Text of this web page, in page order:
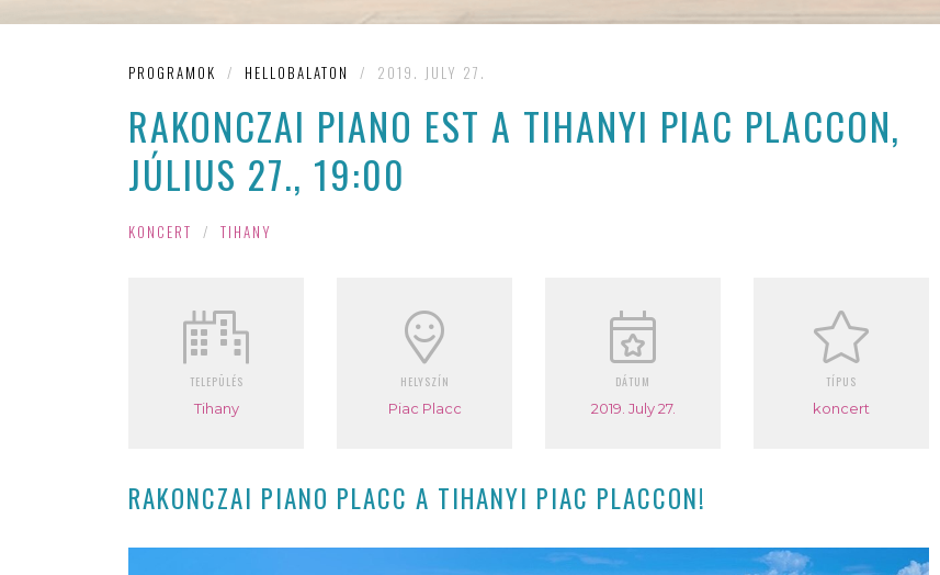
PROGRAMOK / HELLOBALATON / 2019. JULY 27.
RAKONCZAI PIANO EST A TIHANYI PIAC PLACCON,
JÚLIUS 27., 19:00
KONCERT / TIHANY
TELEPÜLÉS
Tihany
HELYSZÍN
Piac Placc
DÁTUM
2019. July 27.
TÍPUS
koncert
RAKONCZAI PIANO PLACC A TIHANYI PIAC PLACCON!